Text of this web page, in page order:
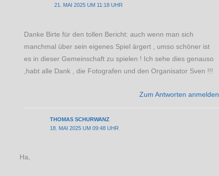
21. MAI 2025 UM 11:18 UHR
Danke Birte für den tollen Bericht: auch wenn man sich
manchmal über sein eigenes Spiel ärgert , umso schöner ist
es in dieser Gemeinschaft zu spielen ! Ich sehe dies genauso
,habt alle Dank , die Fotografen und den Organisator Sven !!!
Zum Antworten anmelden
THOMAS SCHURWANZ
18. MAI 2025 UM 09:48 UHR
Ha,